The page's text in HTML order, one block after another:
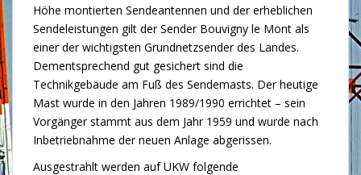
Höhe montierten Sendeantennen und der erheblichen
Sendeleistungen gilt der Sender Bouvigny le Mont als
einer der wichtigsten Grundnetzsender des Landes.
Dementsprechend gut gesichert sind die
Technikgebäude am Fuß des Sendemasts. Der heutige
Mast wurde in den Jahren 1989/1990 errichtet – sein
Vorgänger stammt aus dem Jahr 1959 und wurde nach
Inbetriebnahme der neuen Anlage abgerissen.
Ausgestrahlt werden auf UKW folgende